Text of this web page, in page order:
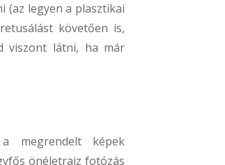
(az legyen a plasztikai
követően is,
viszont látni, ha már
megrendelt képek
önéletrajz fotózás